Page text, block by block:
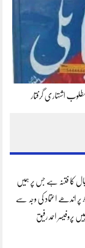
اشتہاری گرفتار
کا فتنہ ہے جس پر ہمیں
فتح حاصل ہو گی،AI پر اندھے اعتماد کی وجہ سے
پروفیسر احمد رفیق